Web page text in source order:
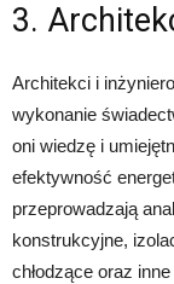
3.
Architekci i
wykonanie
oni wiedzę i
efektywność
przeprowadzają
konstrukcyjne,
chłodzące oraz